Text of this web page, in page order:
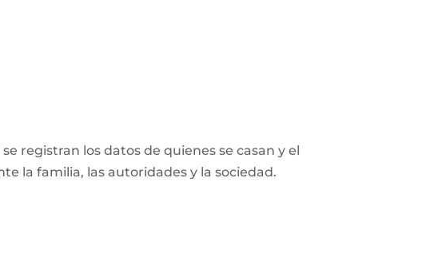
registran los datos de quienes se casan y el
la familia, las autoridades y la sociedad.